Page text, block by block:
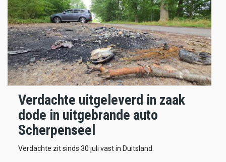
Verdachte uitgeleverd in zaak
dode in uitgebrande auto
Scherpenseel
Verdachte zit sinds 30 juli vast in Duitsland.